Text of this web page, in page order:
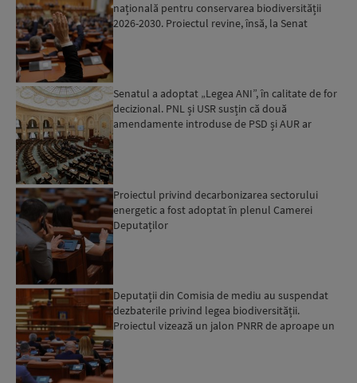
națională pentru conservarea biodiversității
2026-2030. Proiectul revine, însă, la Senat
Senatul a adoptat „Legea ANI”, în calitate de for
decizional. PNL și USR susțin că două
amendamente introduse de PSD și AUR ar
Proiectul privind decarbonizarea sectorului
energetic a fost adoptat în plenul Camerei
Deputaților
Deputații din Comisia de mediu au suspendat
dezbaterile privind legea biodiversității.
Proiectul vizează un jalon PNRR de aproape un